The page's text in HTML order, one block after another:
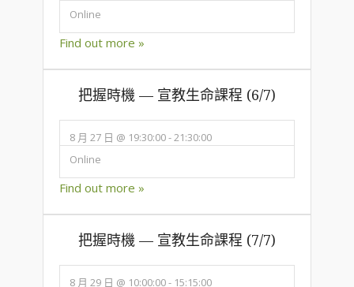
Online
Find out more »
把握時機 — 宣教生命課程 (6/7)
8 月 27 日 @ 19:30:00-21:30:00
Online
Find out more »
把握時機 — 宣教生命課程 (7/7)
8 月 29 日 @ 10:00:00- 15:15:00